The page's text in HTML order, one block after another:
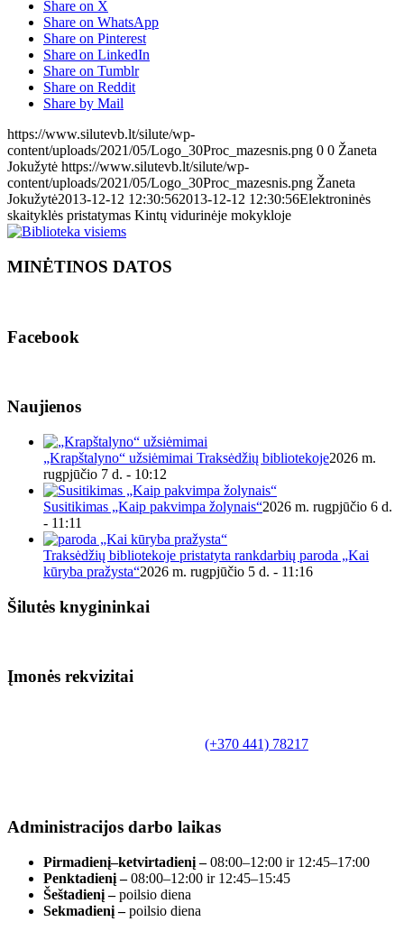
Share on X
Share on WhatsApp
Share on Pinterest
Share on LinkedIn
Share on Tumblr
Share on Reddit
Share by Mail
https://www.silutevb.lt/silute/wp-
content/uploads/2021/05/Logo_30Proc_mazesnis.png 0 0 Žaneta
Jokužytė https://www.silutevb.lt/silute/wp-
content/uploads/2021/05/Logo_30Proc_mazesnis.png Žaneta
Jokužytė2013-12-12 12:30:562013-12-12 12:30:56Elektroninės
skaityklės pristatymas Kintų vidurinėje mokykloje
MINĖTINOS DATOS
Facebook
Naujienos
„Krapštalyno“ užsiėmimai Traksėdžių bibliotekoje2026 m.
rugpjūčio 7 d. - 10:12
Susitikimas „Kaip pakvimpa žolynais“2026 m. rugpjūčio 6 d.
- 11:11
Traksėdžių bibliotekoje pristatyta rankdarbių paroda „Kai
kūryba pražysta“2026 m. rugpjūčio 5 d. - 11:16
Šilutės knygininkai
Įmonės rekvizitai
(+370 441) 78217
Administracijos darbo laikas
Pirmadienį–ketvirtadienį –08:00–12:00 ir 12:45–17:00
Penktadienį –08:00–12:00 ir 12:45–15:45
Šeštadienį –poilsio diena
Sekmadienį –poilsio diena